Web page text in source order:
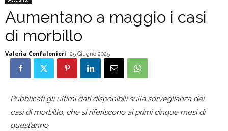
Aumentano a maggio i casi
di morbillo
Valeria Confalonieri 25 Giugno 2025
Pubblicati gli ultimi dati disponibili sulla sorveglianza dei
casi di morbillo, che si riferiscono ai primi cinque mesi di
quest’anno